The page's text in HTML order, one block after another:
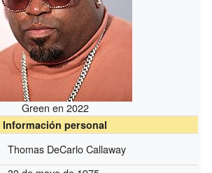
Green en 2022
Información personal
Thomas DeCarlo Callaway